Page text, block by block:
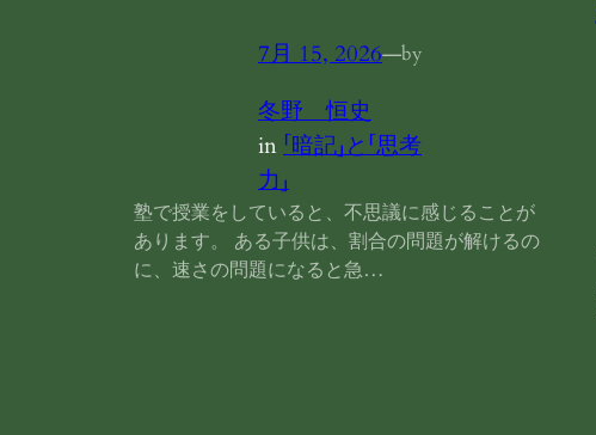
7月 15, 2026—by
冬野 恒史
in 「暗記」と「思考
力」
塾で授業をしていると、不思議に感じることが
あります。 ある子供は、割合の問題が解けるの
に、速さの問題になると急…